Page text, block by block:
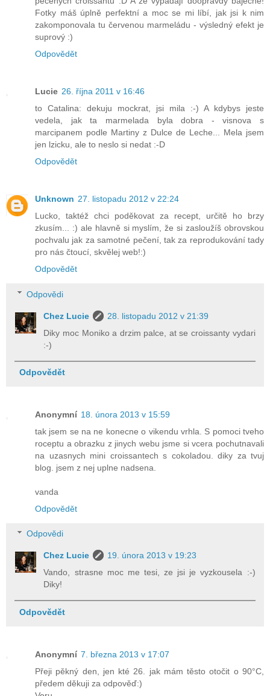
Fotky máš úplně perfektní a moc se mi líbí, jak jsi k nim
zakomponovala tu červenou marmeládu - výsledný efekt je
suprový :)
Odpovědět
Lucie 26. října 2011 v 16:46
to Catalina: dekuju mockrat, jsi mila :-) A kdybys jeste
vedela, jak ta marmelada byla dobra - visnova s
marcipanem podle Martiny z Dulce de Leche... Mela jsem
jen lzicku, ale to neslo si nedat :-D
Odpovědět
Unknown 27. listopadu 2012 v 22:24
Lucko, taktéž chci poděkovat za recept, určitě ho brzy
zkusím... :) ale hlavně si myslím, že si zasloužíš obrovskou
pochvalu jak za samotné pečení, tak za reprodukování tady
pro nás čtoucí, skvělej web!:)
Odpovědět
Odpovědi
Chez Lucie
28. listopadu 2012 v 21:39
Diky moc Moniko a drzim palce, at se croissanty vydari
:-)
Odpovědět
Anonymní 18. února 2013 v 15:59
tak jsem se na ne konecne o vikendu vrhla. S pomoci tveho
roceptu a obrazku z jinych webu jsme si vcera pochutnavali
na uzasnych mini croissantech s cokoladou. diky za tvuj
blog. jsem z nej uplne nadsena.
vanda
Odpovědět
Odpovědi
Chez Lucie
19. února 2013 v 19:23
Vando, strasne moc me tesi, ze jsi je vyzkousela :-)
Diky!
Odpovědět
Anonymní 7. března 2013 v 17:07
Přeji pěkný den, jen kté 26. jak mám těsto otočit o 90°C,
předem děkuji za odpověď:)